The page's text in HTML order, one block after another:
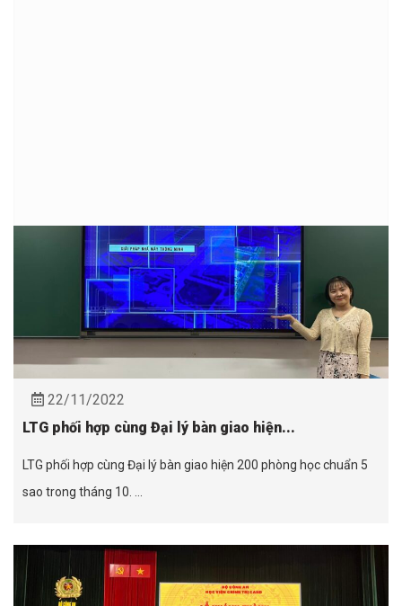
22/11/2022
LTG phối hợp cùng Đại lý bàn giao hiện...
LTG phối hợp cùng Đại lý bàn giao hiện 200 phòng học chuẩn 5
sao trong tháng 10. ...